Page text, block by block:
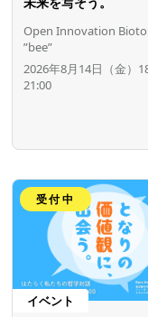
Open Innovation
”bee”
2026年8月14日（金）
21:00
受付中
イベント